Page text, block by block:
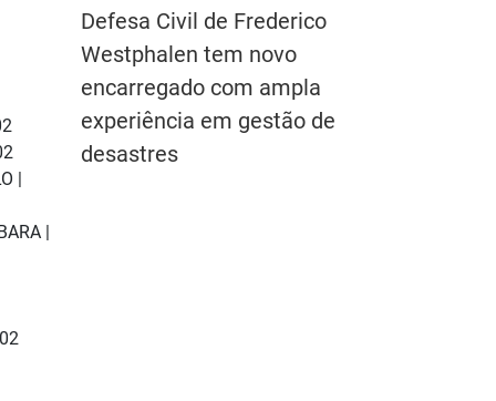
|
|
Defesa Civil de Frederico
Westphalen tem novo
encarregado com ampla
experiência em gestão de
desastres